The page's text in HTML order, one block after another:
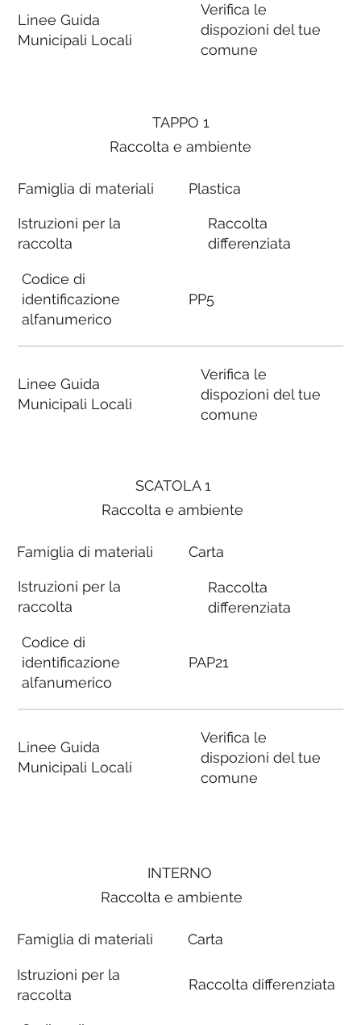
Linee Guida
Municipali Locali
Verifica le
dispozioni del tue
comune
SCATOLA 1
Raccolta e ambiente
Famiglia di materiali
Istruzioni per la
raccolta
Codice di
identificazione
alfanumerico
Linee Guida
Municipali Locali
Carta
Raccolta
differenziata
PAP21
Verifica le
dispozioni del tue
comune
TAPPO 1
Raccolta e ambiente
Famiglia di materiali
Istruzioni per la
raccolta
Codice di
identificazione
alfanumerico
Linee Guida
Municipali Locali
Plastica
Raccolta
differenziata
PP5
Verifica le
dispozioni del tue
comune
INTERNO
Raccolta e ambiente
Famiglia di materiali
Istruzioni per la
raccolta
Carta
Raccolta differenziata